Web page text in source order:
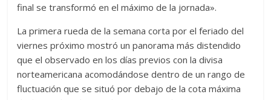
final se transformó en el máximo de la jornada».
La primera rueda de la semana corta por el feriado del
viernes próximo mostró un panorama más distendido
que el observado en los días previos con la divisa
norteamericana acomodándose dentro de un rango de
fluctuación que se situó por debajo de la cota máxima